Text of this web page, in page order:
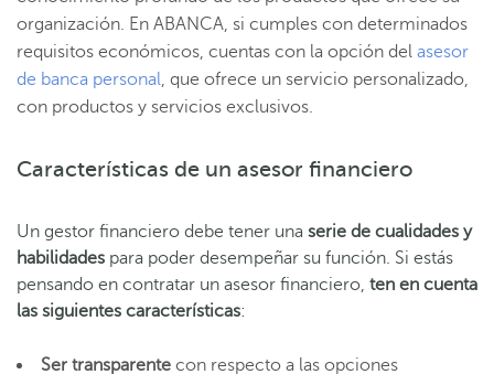
organización. En ABANCA, si cumples con determinados
requisitos económicos, cuentas con la opción del asesor
de banca personal, que ofrece un servicio personalizado,
con productos y servicios exclusivos.
Características de un asesor financiero
Un gestor financiero debe tener una serie de cualidades y
habilidades para poder desempeñar su función. Si estás
pensando en contratar un asesor financiero, ten en cuenta
las siguientes características:
Ser transparente con respecto a las opciones